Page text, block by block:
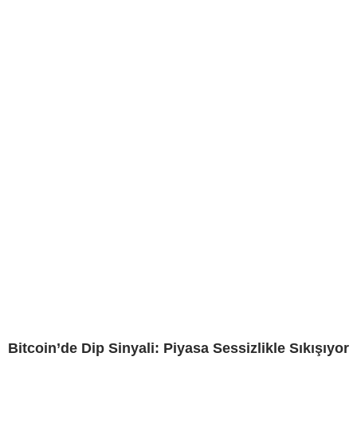
Bitcoin’de Dip Sinyali: Piyasa Sessizlikle Sıkışıyor